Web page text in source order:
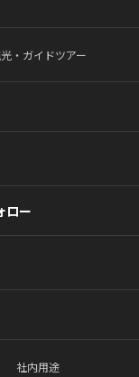
・ガイドツアー
ロー
社内用途